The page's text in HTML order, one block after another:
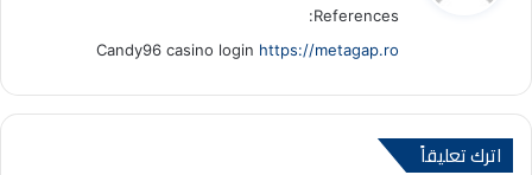
ل
References:
Candy96 casino login https://metagap.ro
اترك تعليقاً